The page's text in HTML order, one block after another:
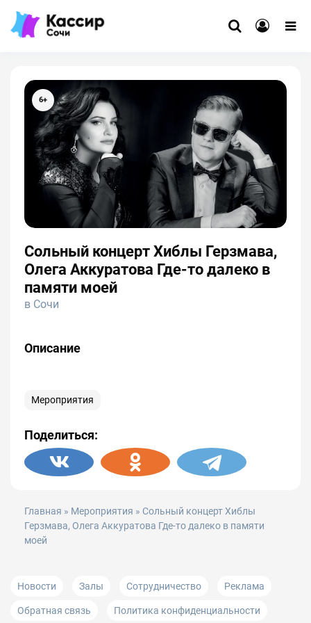
Сольный концерт Хиблы Герзмава,
Олега Аккуратова Где-то далеко в
памяти моей
в Сочи
6+
Описание
Мероприятия
Поделиться:
Главная » Мероприятия » Сольный концерт Хиблы
Герзмава, Олега Аккуратова Где-то далеко в памяти
моей
Новости Залы Сотрудничество Реклама
Обратная связь Политика конфиденциальности